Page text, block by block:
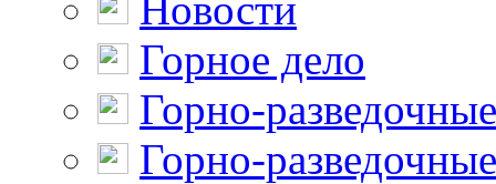
Горное дело
Горно-
Горно-